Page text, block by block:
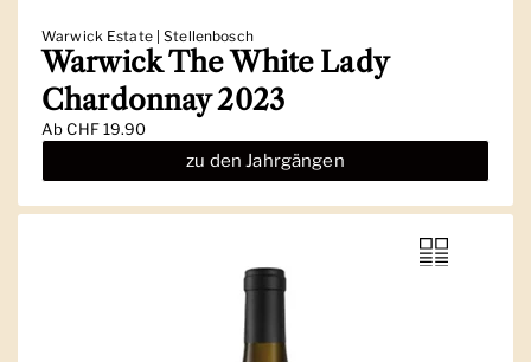
Warwick Estate | Stellenbosch
Warwick The White Lady
Chardonnay 2023
AbCHF 19.90
zu den Jahrgängen